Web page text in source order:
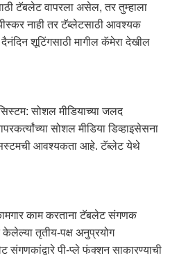
टॅबलेट वापरला असेल, तर तुम्हाला
नाही तर टॅब्लेटसाठी आवश्यक
शूटिंगसाठी मागील कॅमेरा देखील
सोशल मीडियाच्या जलद
सोशल मीडिया डिव्हाइसेसना
आवश्यकता आहे. टॅब्लेट येथे
काम करताना टॅबलेट संगणक
तृतीय-पक्ष अनुप्रयोग
संगणकांद्वारे पी-प्ले फंक्शन साकारण्याची